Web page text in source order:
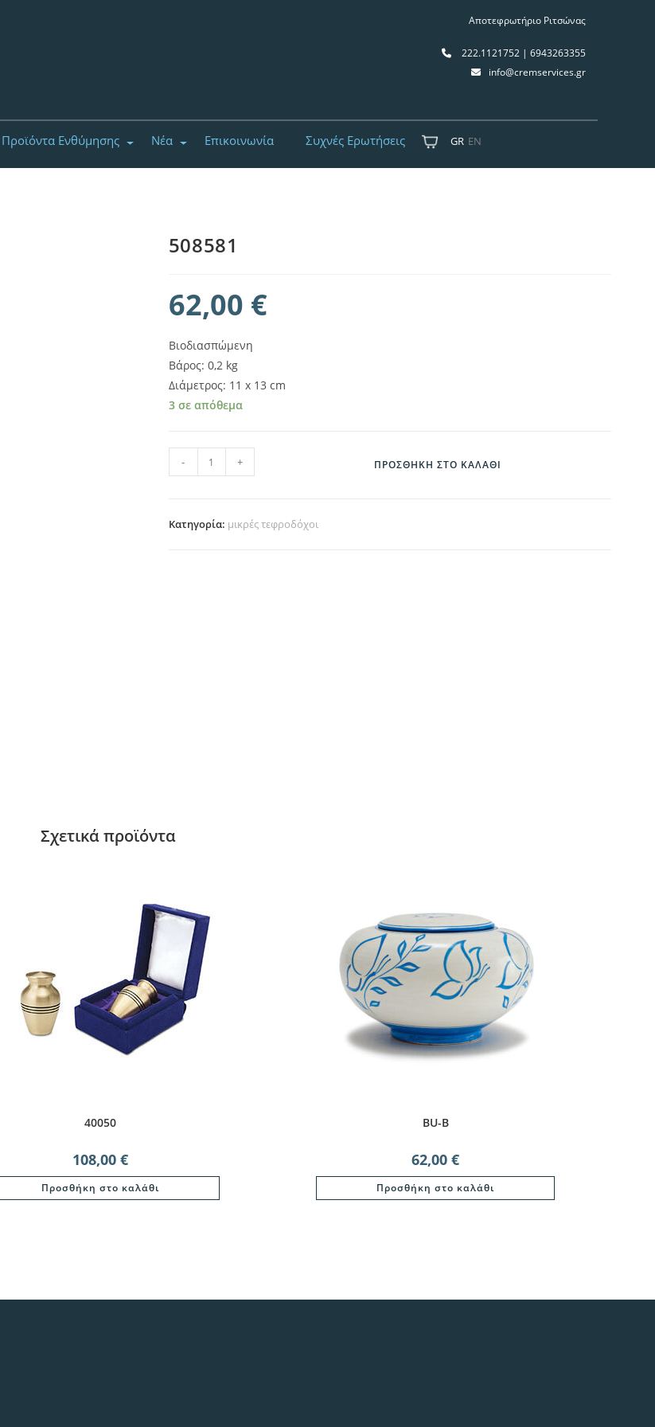
Αποτεφρωτήριο Ριτσώνας
222.1121752 | 6943263355
info@cremservices.gr
Προϊόντα Ενθύμησης Νέα Επικοινωνία Συχνές Ερωτήσεις GR EN
508581
62,00 €
Βιοδιασπώμενη
Βάρος: 0,2 kg
Διάμετρος: 11 x 13 cm
3 σε απόθεμα
ποσότητα
- + ΠΡΟΣΘΉΚΗ ΣΤΟ ΚΑΛΆΘΙ
Κατηγορία: μικρές τεφροδόχοι
Σχετικά προϊόντα
40050
108,00 €
Προσθήκη στο καλάθι
BU-B
62,00€
Προσθήκη στο καλάθι